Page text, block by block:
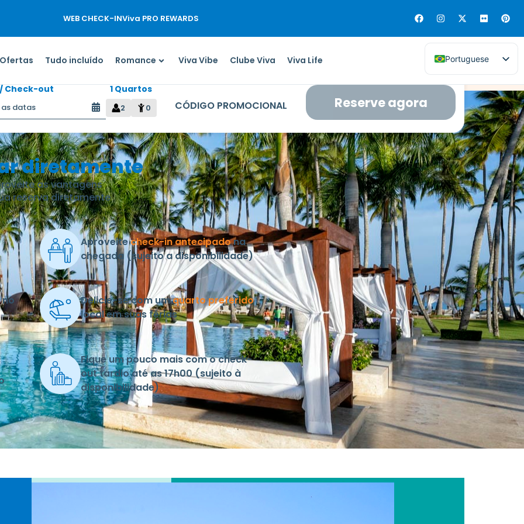
WEB CHECK-INViva PRO REWARDS
Ofertas Tudo incluído Romance Viva Vibe Clube Viva Viva Life Portuguese
Check-out 1 Quartos
2 0 Reserve agora
diretamente
as vantagens
reserva diretamente
Aproveitecheck-in antecipadona
chegada (sujeito a disponibilidade)
no
Delicie-se com umquarto preferido
local em suas férias
Fique um pouco mais com o check-
out tardio até as 17h00 (sujeito à
disponibilidade)